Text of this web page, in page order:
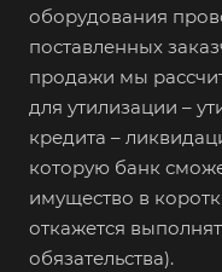
оборудования
поставленных
продажи мы
для утилизации –
кредита –
которую банк
имущество в
откажется
обязательства).
Абакан
Абдулино
Азов
Аксай
Алушта
Альметьевск